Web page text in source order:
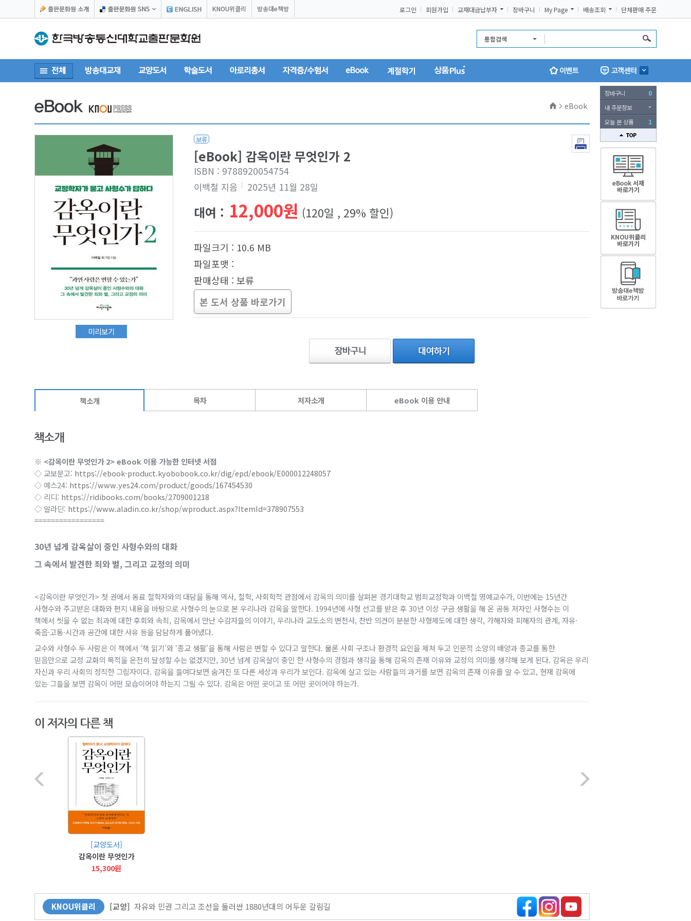
KNOU위클리 방송대e책방 로그인 회원가입 교재대금납부자 장바구니 My Page 배송조회 단체판매 주문
통합검색
계절학기
eBook
미리보기
보류
[eBook] 감옥이란 무엇인가 2
ISBN : 9788920054754
이백철 지음
2025년 11월 28일
대여 : 12,000원 (120일 , 29% 할인)
파일크기 : 10.6 MB
파일포맷 :
판매상태 : 보류
본 도서 상품 바로가기
책소개 목차 저자소개 eBook 이용 안내
※ <감옥이란 무엇인가 2> eBook 이용 가능한 인터넷 서점
◇ 교보문고: https://ebook-product.kyobobook.co.kr/dig/epd/ebook/E000012248057
◇ 예스24: https://www.yes24.com/product/goods/167454530
◇ 리디: https://ridibooks.com/books/2709001218
◇ 알라딘: https://www.aladin.co.kr/shop/wproduct.aspx?ItemId=378907553
=================
30년 넘게 감옥살이 중인 사형수와의 대화
그 속에서 발견한 죄와 벌, 그리고 교정의 의미
<감옥이란 무엇인가> 첫 권에서 동료 철학자와의 대담을 통해 역사, 철학, 사회학적 관점에서 감옥의 의미를 살펴본 경기대학교 범죄교정학과 이백철 명예교수가, 이번에는 15년간
사형수와 주고받은 대화와 편지 내용을 바탕으로 사형수의 눈으로 본 우리나라 감옥을 말한다. 1994년에 사형 선고를 받은 후 30년 이상 구금 생활을 해 온 공동 저자인 사형수는 이
책에서 씻을 수 없는 죄과에 대한 후회와 속죄, 감옥에서 만난 수감자들의 이야기, 우리나라 교도소의 변천사, 찬반 의견이 분분한 사형제도에 대한 생각, 가해자와 피해자의 관계, 자유·
죽음·고통·시간과 공간에 대한 사유 등을 담담하게 풀어냈다.
교수와 사형수 두 사람은 이 책에서 ‘책 읽기’와 ‘종교 생활’을 통해 사람은 변할 수 있다고 말한다. 물론 사회 구조나 환경적 요인을 제쳐 두고 인문적 소양의 배양과 종교를 통한
믿음만으로 교정 교화의 목적을 온전히 달성할 수는 없겠지만, 30년 넘게 감옥살이 중인 한 사형수의 경험과 생각을 통해 감옥의 존재 이유와 교정의 의미를 생각해 보게 된다. 감옥은 우리
자신과 우리 사회의 정직한 그림자이다. 감옥을 들여다보면 숨겨진 또 다른 세상과 우리가 보인다. 감옥에 살고 있는 사람들의 과거를 보면 감옥의 존재 이유를 알 수 있고, 현재 감옥에
있는 그들을 보면 감옥이 어떤 모습이어야 하는지 그릴 수 있다. 감옥은 어떤 곳이고 또 어떤 곳이어야 하는가.
[교양도서]
감옥이란 무엇인가
15,300원
장바구니
0
내 주문정보
오늘 본 상품
1
KNOU위클리
[커버스토리]
[사람과 삶]
[KNOU광장]
[뉴스]
[교양] 자유와 민권 그리고 조선을 둘러싼 1880년대의 어두운 갈림길